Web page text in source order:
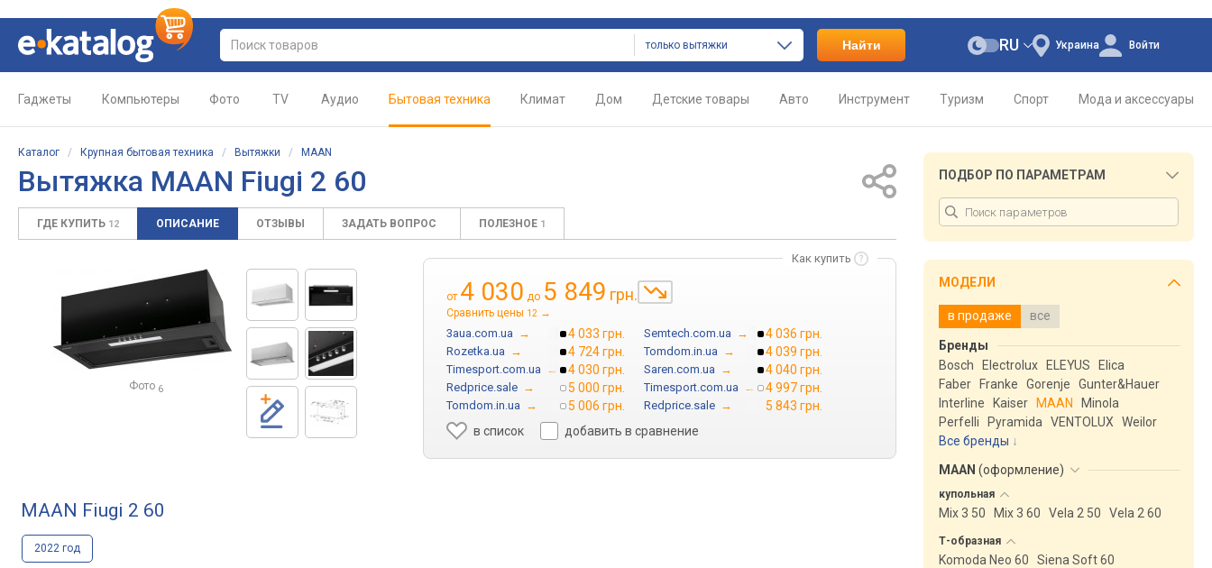
только вытяжки Найти Украина
RU Войти
Гаджеты Компьютеры Фото TV Аудио Бытовая техника Климат Дом Детские товары Авто Инструмент Туризм Спорт Мода и аксессуары
Каталог / Крупная бытовая техника / Вытяжки / MAAN
Вытяжка MAAN Fiugi 2 60
ГДЕ КУПИТЬ 12 ОПИСАНИЕ ОТЗЫВЫ ЗАДАТЬ ВОПРОС ПОЛЕЗНОЕ 1
Фото 6
Как купить
от 4 030 до 5 849 грн.
Сравнить цены 12 →
3aua.com.ua → 4 033 грн. Semtech.com.ua → 4 036 грн.
Rozetka.ua → 4 724 грн. Tomdom.in.ua → 4 039 грн.
Timesport.com.ua → 4 030 грн. Saren.com.ua → 4 040 грн.
Redprice.sale → 5 000 грн. Timesport.com.ua → 4 997 грн.
Tomdom.in.ua → 5 006 грн. Redprice.sale →
5 843 грн.
в список
добавить в сравнение
MAAN Fiugi 2 60
2022 год
ПОДБОР ПО ПАРАМЕТРАМ
МОДЕЛИ
в продаже все
Бренды
Bosch
Electrolux ELEYUS
Elica
Faber
Franke Gorenje
Gunter&Hauer
Interline
Kaiser MAAN
Minola
Perfelli
Pyramida VENTOLUX
Weilor
Все бренды
MAAN (оформление)
купольная
Mix 3 50 Mix 3 60 Vela 2 50 Vela 2 60
Т-образная
Komoda Neo 60 Siena Soft 60